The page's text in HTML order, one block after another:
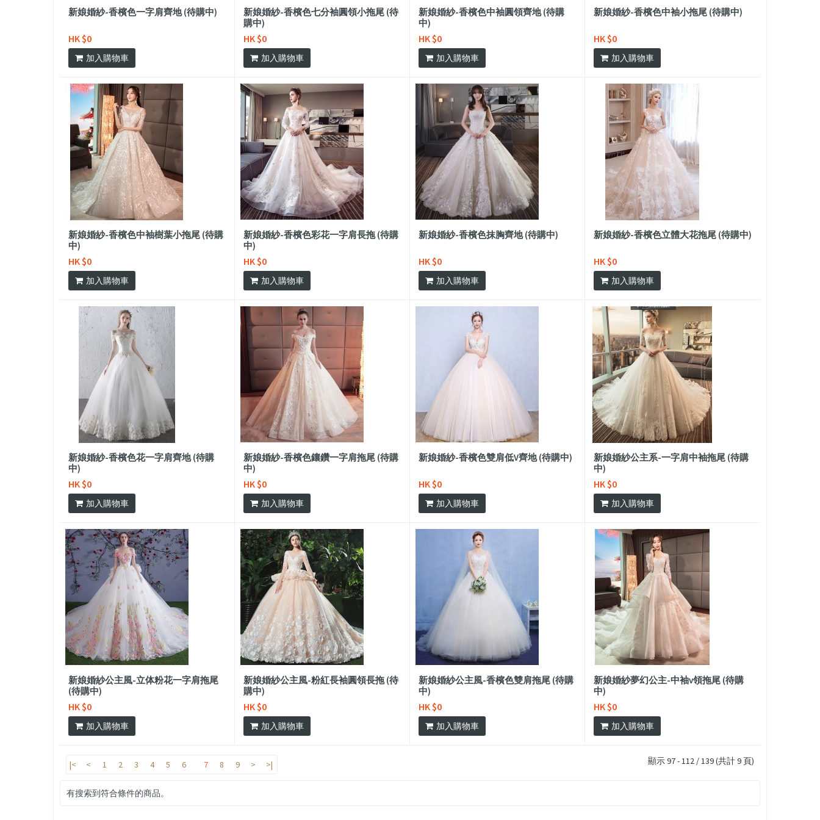
新娘婚紗-香檳色一字肩齊地 (待購中)
HK $0
加入購物車
新娘婚紗-香檳色七分袖圓領小拖尾 (待
購中)
HK $0
加入購物車
新娘婚紗-香檳色中袖圓領齊地 (待購
中)
HK $0
加入購物車
新娘婚紗-香檳色中袖小拖尾 (待購中)
HK $0
加入購物車
新娘婚紗-香檳色中袖樹葉小拖尾 (待購
中)
HK $0
加入購物車
新娘婚紗-香檳色彩花一字肩長拖 (待購
中)
HK $0
加入購物車
新娘婚紗-香檳色抹胸齊地 (待購中)
HK $0
加入購物車
新娘婚紗-香檳色立體大花拖尾 (待購中)
HK $0
加入購物車
新娘婚紗-香檳色花一字肩齊地 (待購
中)
HK $0
加入購物車
新娘婚紗-香檳色鑲鑽一字肩拖尾 (待購
中)
HK $0
加入購物車
新娘婚紗-香檳色雙肩低V齊地 (待購中)
HK $0
加入購物車
新娘婚紗公主系-一字肩中袖拖尾 (待購
中)
HK $0
加入購物車
新娘婚紗公主風-立体粉花一字肩拖尾
(待購中)
HK $0
加入購物車
新娘婚紗公主風-粉紅長袖圓領長拖 (待
購中)
HK $0
加入購物車
新娘婚紗公主風-香檳色雙肩拖尾 (待購
中)
HK $0
加入購物車
新娘婚紗夢幻公主-中袖v領拖尾 (待購
中)
HK $0
加入購物車
|< < 1 2 3 4 5 6 7 8 9 > >| 顯示 97 - 112 / 139 (共計 9 頁)
有搜索到符合條件的商品。